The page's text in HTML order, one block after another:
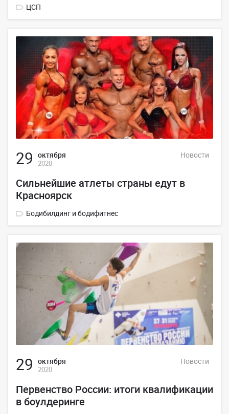
ЦСП
29 октября
2020
Новости
Сильнейшие атлеты страны едут в
Красноярск
Бодибилдинг и бодифитнес
29 октября
2020
Новости
Первенство России: итоги квалификации
в боулдеринге